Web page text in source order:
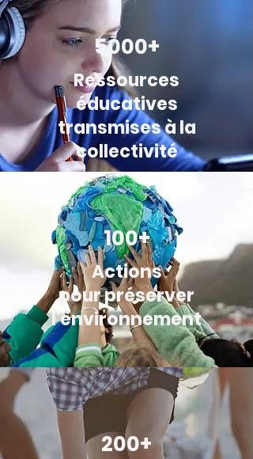
5000+
Ressources
éducatives
transmises à la
collectivité
100+
Actions
pour préserver
l'environnement
200+